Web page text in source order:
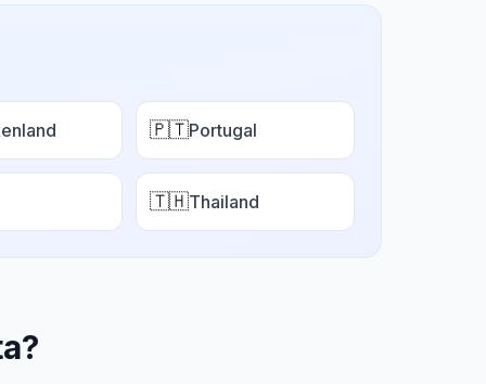
🇵🇹Portugal
🇹🇭Thailand
?